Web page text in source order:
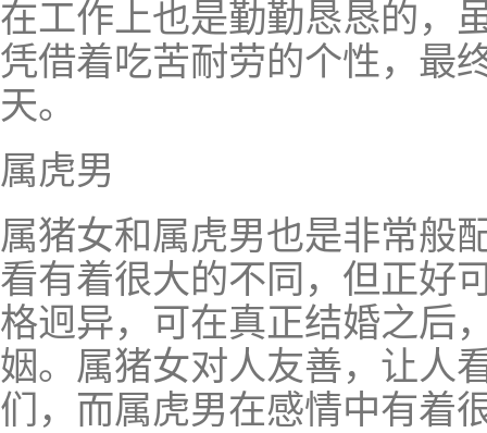
在工作上也是勤勤恳恳的，
凭借着吃苦耐劳的个性，最
天。
属虎男
属猪女和属虎男也是非常般
看有着很大的不同，但正好
格迥异，可在真正结婚之后
姻。属猪女对人友善，让人
们，而属虎男在感情中有着